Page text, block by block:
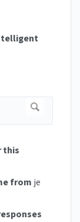
this
from je